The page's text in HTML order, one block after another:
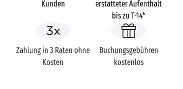
Kunden
erstatteter Aufenthalt
bis zu T-14*
Zahlung in 3 Raten ohne
Kosten
Buchungsgebühren
kostenlos